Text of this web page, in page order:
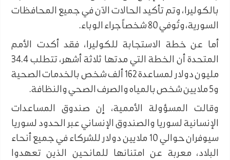
بالكوليرا، وتم تأكيد الحالات الآن في جميع المحافظات
السورية، وتُوفي 80 شخصاً جراء الوباء.
أما عن خطة الاستجابة للكوليرا، فقد أكدت الأمم
المتحدة أن الخطة التي مدتها ثلاثة أشهر، تتطلب 34.4
مليون دولار لمساعدة 162 ألف شخص بالخدمات الصحية
و5 ملايين شخص بالمياه والصرف الصحي والنظافة.
وقالت المسؤولة الأممية، إن صندوق المساعدات
الإنسانية لسوريا والصندوق الإنساني عبر الحدود لسوريا
سيوفران حوالي 10 ملايين دولار للشركاء في جميع أنحاء
البلاد، معربة عن امتنانها للمانحين الذين تعهدوا